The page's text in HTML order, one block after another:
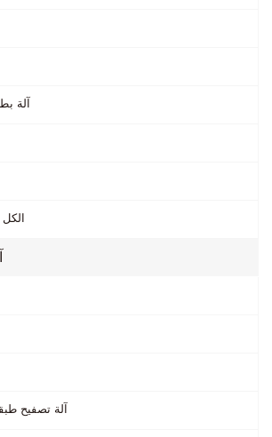
آلة
الكل
آلة تصفيح